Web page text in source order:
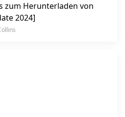
zum Herunterladen von
2024]